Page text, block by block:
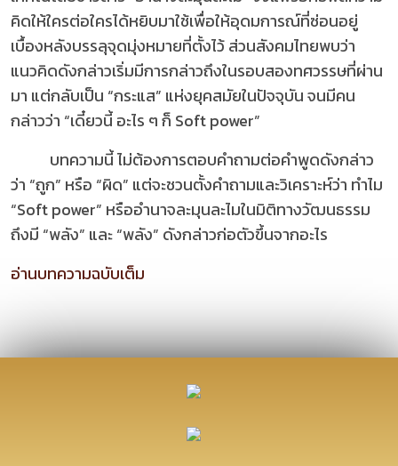
คิดให้ใครต่อใครได้หยิบมาใช้เพื่อให้อุดมการณ์ที่ซ่อนอยู่
เบื้องหลังบรรลุจุดมุ่งหมายที่ตั้งไว้ ส่วนสังคมไทยพบว่า
แนวคิดดังกล่าวเริ่มมีการกล่าวถึงในรอบสองทศวรรษที่ผ่าน
มา แต่กลับเป็น “กระแส” แห่งยุคสมัยในปัจจุบัน จนมีคน
กล่าวว่า “เดี๋ยวนี้ อะไร ๆ ก็ Soft power”
บทความนี้ ไม่ต้องการตอบคำถามต่อคำพูดดังกล่าว
ว่า “ถูก” หรือ “ผิด” แต่จะชวนตั้งคำถามและวิเคราะห์ว่า ทำไม
“Soft power” หรืออำนาจละมุนละไมในมิติทางวัฒนธรรม
ถึงมี “พลัง” และ “พลัง” ดังกล่าวก่อตัวขึ้นจากอะไร
อ่านบทความฉบับเต็ม